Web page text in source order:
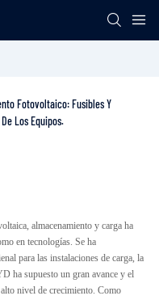
Fotovoltaico: Fusibles Y
Los Equipos.
almacenamiento y carga ha
en tecnologías. Se ha
para las instalaciones de carga, la
ha supuesto un gran avance y el
nivel de crecimiento. Como